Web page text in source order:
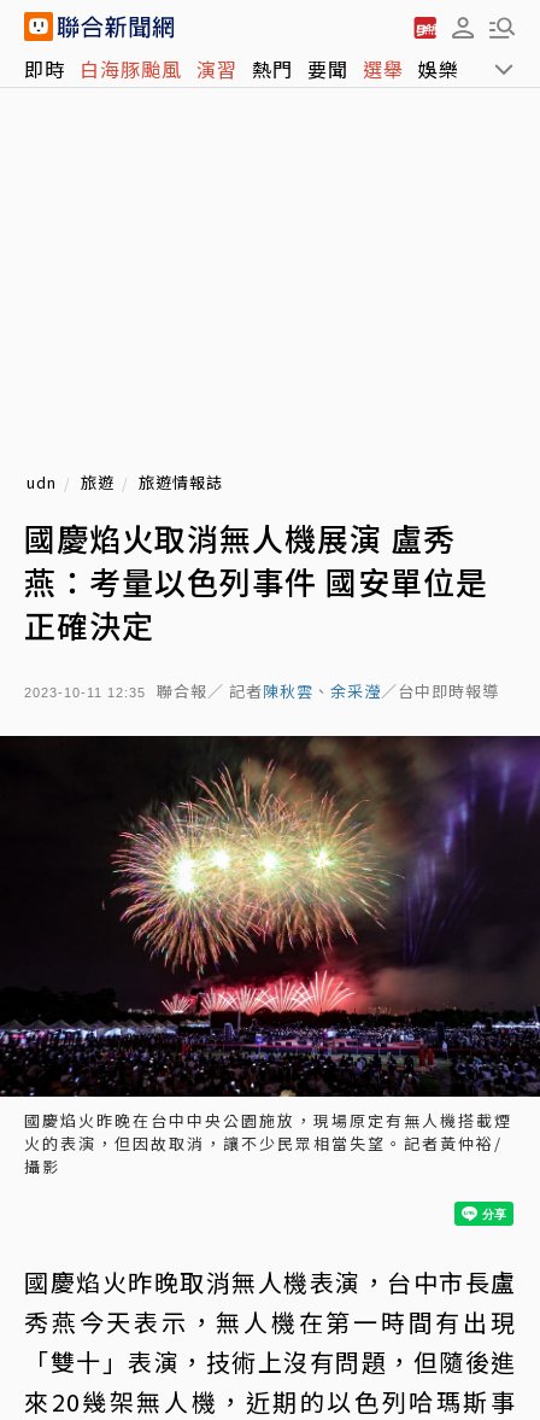
即時 白海豚颱風 演習 熱門 要聞 選舉 娛樂 運動
udn 旅遊 旅遊情報誌
國慶焰火取消無人機展演 盧秀
燕：考量以色列事件 國安單位是
正確決定
2023-10-11 12:35 聯合報／ 記者陳秋雲 、 余采瀅／台中即時報導
國慶焰火昨晚在台中中央公園施放，現場原定有無人機搭載煙
火的表演，但因故取消，讓不少民眾相當失望。記者黃仲裕/
攝影
國慶焰火昨晚取消無人機表演，台中市長盧
秀燕今天表示，無人機在第一時間有出現
「雙十」表演，技術上沒有問題，但隨後進
來20幾架無人機，近期的以色列哈瑪斯事